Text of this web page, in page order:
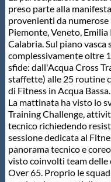
Centri Federali
Area Legislativa
Protezione Civile
Qualità
Sostenibilità
preso parte alla
provenienti da
Piemonte, Veneto,
Calabria. Sul piano vasca
complessivamente oltre
sfide: dall'Acqua Cross
staffette) alle 25 routine
di Fitness in Acqua Bassa.
La mattinata ha visto lo
Training Challenge,
tecnico richiedendo
sessione dedicata al
panorama tecnico e
visto coinvolti team delle
Over 65. Proprio le